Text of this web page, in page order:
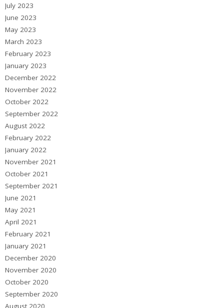
July 2023
June 2023
May 2023
March 2023
February 2023
January 2023
December 2022
November 2022
October 2022
September 2022
August 2022
February 2022
January 2022
November 2021
October 2021
September 2021
June 2021
May 2021
April 2021
February 2021
January 2021
December 2020
November 2020
October 2020
September 2020
August 2020